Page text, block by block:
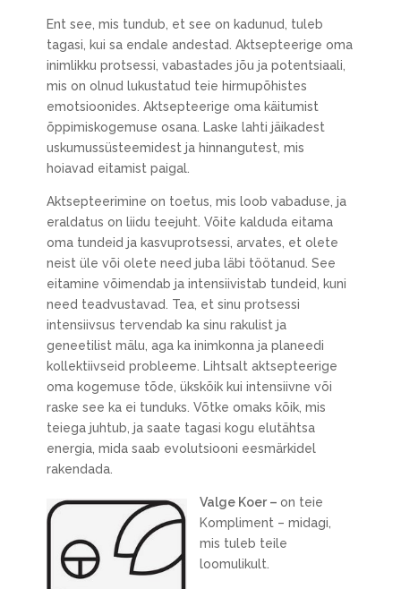
Ent see, mis tundub, et see on kadunud, tuleb
tagasi, kui sa endale andestad. Aktsepteerige oma
inimlikku protsessi, vabastades jõu ja potentsiaali,
mis on olnud lukustatud teie hirmupõhistes
emotsioonides. Aktsepteerige oma käitumist
õppimiskogemuse osana. Laske lahti jäikadest
uskumussüsteemidest ja hinnangutest, mis
hoiavad eitamist paigal.
Aktsepteerimine on toetus, mis loob vabaduse, ja
eraldatus on liidu teejuht. Võite kalduda eitama
oma tundeid ja kasvuprotsessi, arvates, et olete
neist üle või olete need juba läbi töötanud. See
eitamine võimendab ja intensiivistab tundeid, kuni
need teadvustavad. Tea, et sinu protsessi
intensiivsus tervendab ka sinu rakulist ja
geneetilist mälu, aga ka inimkonna ja planeedi
kollektiivseid probleeme. Lihtsalt aktsepteerige
oma kogemuse tõde, ükskõik kui intensiivne või
raske see ka ei tunduks. Võtke omaks kõik, mis
teiega juhtub, ja saate tagasi kogu elutähtsa
energia, mida saab evolutsiooni eesmärkidel
rakendada.
Valge Koer – on teie
Kompliment – midagi,
mis tuleb teile
loomulikult.